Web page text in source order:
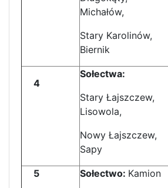
Michałów,
Stary Karolinów,
Biernik
4
Sołectwa:
Stary Łajszczew,
Lisowola,
Nowy Łajszczew,
Sapy
5 Sołectwo: Kamion